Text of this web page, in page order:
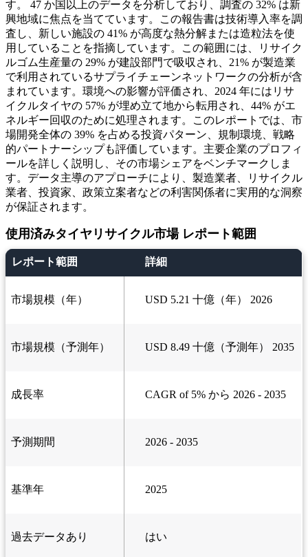
す。 47 か国以上のデータを分析しており、調査の 32% は新
興地域に焦点を当てています。この報告書は技術導入率を調
査し、新しい施設の 41% が高度な熱分解または造粒法を使
用していることを指摘しています。この範囲には、リサイク
ルゴム生産量の 29% が建設部門で吸収され、21% が製造業
で利用されているサプライチェーンネットワークの分析が含
まれています。環境への影響が評価され、2024 年にはリサ
イクルタイヤの 57% が埋め立て地から転用され、44% がエ
ネルギー回収のために処理されます。このレポートでは、市
場開発全体の 39% を占める投資パターン、規制環境、戦略
的パートナーシップも評価しています。主要企業のプロフィ
ールを詳しく説明し、その市場シェアをベンチマークしま
す。データ主導のアプローチにより、製造業者、リサイクル
業者、投資家、政策立案者などの利害関係者に実用的な洞察
が保証されます。
使用済みタイヤリサイクル市場 レポート範囲
レポート範囲 詳細
市場規模（年） USD 5.21 十億（年） 2026
市場規模（予測年） USD 8.49 十億（予測年） 2035
成長率 CAGR of 5% から 2026 - 2035
予測期間 2026 - 2035
基準年 2025
過去データあり はい